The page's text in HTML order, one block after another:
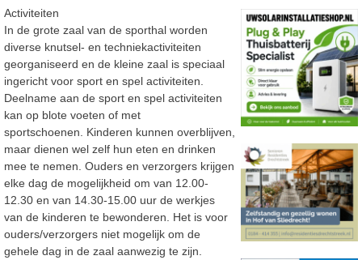
Activiteiten
In de grote zaal van de sporthal worden
diverse knutsel- en techniekactiviteiten
georganiseerd en de kleine zaal is speciaal
ingericht voor sport en spel activiteiten.
Deelname aan de sport en spel activiteiten
kan op blote voeten of met
sportschoenen. Kinderen kunnen overblijven,
maar dienen wel zelf hun eten en drinken
mee te nemen. Ouders en verzorgers krijgen
elke dag de mogelijkheid om van 12.00-
12.30 en van 14.30-15.00 uur de werkjes
van de kinderen te bewonderen. Het is voor
ouders/verzorgers niet mogelijk om de
gehele dag in de zaal aanwezig te zijn.